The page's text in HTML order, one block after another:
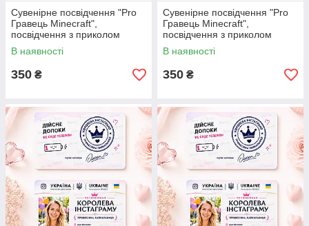
Сувенірне посвідчення "Pro
Гравець Minecraft",
посвідчення з приколом
"Майнкрафт" на подарунок
хлопцю.
В наявності
350 ₴
Сувенірне посвідчення "Pro
Гравець Minecraft",
посвідчення з приколом
"Майнкрафт" на подарунок
хлопцю.
В наявності
350 ₴